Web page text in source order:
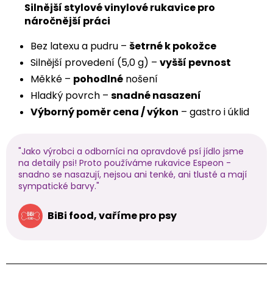
Silnější stylové vinylové rukavice pro
náročnější práci
Bez latexu a pudru – šetrné k pokožce
Silnější provedení (5,0 g) – vyšší pevnost
Měkké – pohodlné nošení
Hladký povrch – snadné nasazení
Výborný poměr cena / výkon – gastro i úklid
"Jako výrobci a odborníci na opravdové psí jídlo jsme
na detaily psi! Proto používáme rukavice Espeon -
snadno se nasazují, nejsou ani tenké, ani tlusté a mají
sympatické barvy."
BiBi food, vaříme pro psy